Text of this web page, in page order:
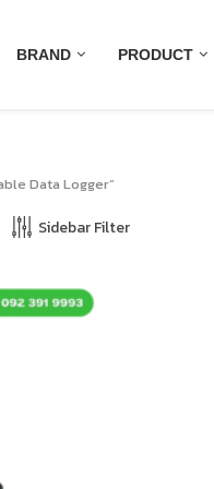
BRAND PRODUCT
Data Logger”
Sidebar Filter